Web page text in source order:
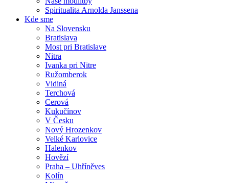
Spiritualita Arnolda Janssena
Kde sme
Na Slovensku
Bratislava
Most pri Bratislave
Nitra
Ivanka pri Nitre
Ružomberok
Vidiná
Terchová
Cerová
Kukučínov
V Česku
Nový Hrozenkov
Velké Karlovice
Halenkov
Hovězí
Praha – Uhříněves
Kolín